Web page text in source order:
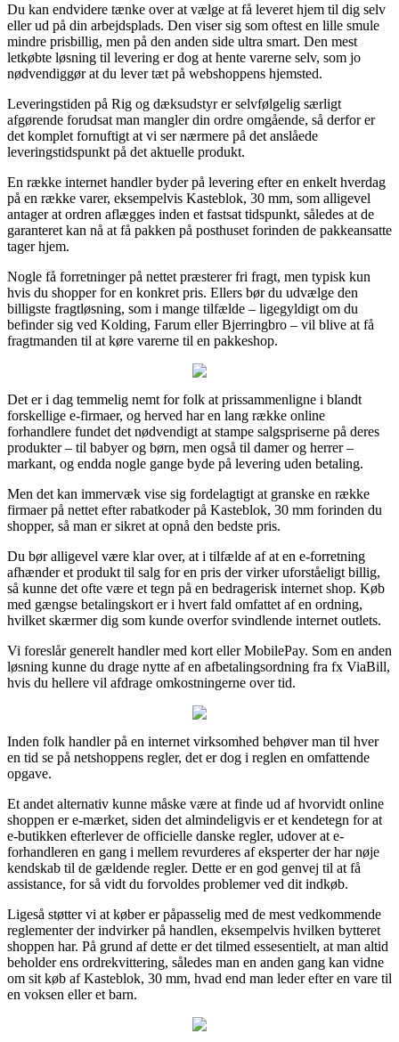
Du kan endvidere tænke over at vælge at få leveret hjem til dig selv
eller ud på din arbejdsplads. Den viser sig som oftest en lille smule
mindre prisbillig, men på den anden side ultra smart. Den mest
letkøbte løsning til levering er dog at hente varerne selv, som jo
nødvendiggør at du lever tæt på webshoppens hjemsted.
Leveringstiden på Rig og dæksudstyr er selvfølgelig særligt
afgørende forudsat man mangler din ordre omgående, så derfor er
det komplet fornuftigt at vi ser nærmere på det anslåede
leveringstidspunkt på det aktuelle produkt.
En række internet handler byder på levering efter en enkelt hverdag
på en række varer, eksempelvis Kasteblok, 30 mm, som alligevel
antager at ordren aflægges inden et fastsat tidspunkt, således at de
garanteret kan nå at få pakken på posthuset forinden de pakkeansatte
tager hjem.
Nogle få forretninger på nettet præsterer fri fragt, men typisk kun
hvis du shopper for en konkret pris. Ellers bør du udvælge den
billigste fragtløsning, som i mange tilfælde – ligegyldigt om du
befinder sig ved Kolding, Farum eller Bjerringbro – vil blive at få
fragtmanden til at køre varerne til en pakkeshop.
Det er i dag temmelig nemt for folk at prissammenligne i blandt
forskellige e-firmaer, og herved har en lang række online
forhandlere fundet det nødvendigt at stampe salgspriserne på deres
produkter – til babyer og børn, men også til damer og herrer –
markant, og endda nogle gange byde på levering uden betaling.
Men det kan immervæk vise sig fordelagtigt at granske en række
firmaer på nettet efter rabatkoder på Kasteblok, 30 mm forinden du
shopper, så man er sikret at opnå den bedste pris.
Du bør alligevel være klar over, at i tilfælde af at en e-forretning
afhænder et produkt til salg for en pris der virker uforståeligt billig,
så kunne det ofte være et tegn på en bedragerisk internet shop. Køb
med gængse betalingskort er i hvert fald omfattet af en ordning,
hvilket skærmer dig som kunde overfor svindlende internet outlets.
Vi foreslår generelt handler med kort eller MobilePay. Som en anden
løsning kunne du drage nytte af en afbetalingsordning fra fx ViaBill,
hvis du hellere vil afdrage omkostningerne over tid.
Inden folk handler på en internet virksomhed behøver man til hver
en tid se på netshoppens regler, det er dog i reglen en omfattende
opgave.
Et andet alternativ kunne måske være at finde ud af hvorvidt online
shoppen er e-mærket, siden det almindeligvis er et kendetegn for at
e-butikken efterlever de officielle danske regler, udover at e-
forhandleren en gang i mellem revurderes af eksperter der har nøje
kendskab til de gældende regler. Dette er en god genvej til at få
assistance, for så vidt du forvoldes problemer ved dit indkøb.
Ligeså støtter vi at køber er påpasselig med de mest vedkommende
reglementer der indvirker på handlen, eksempelvis hvilken bytteret
shoppen har. På grund af dette er det tilmed essesentielt, at man altid
beholder ens ordrekvittering, således man en anden gang kan vidne
om sit køb af Kasteblok, 30 mm, hvad end man leder efter en vare til
en voksen eller et barn.